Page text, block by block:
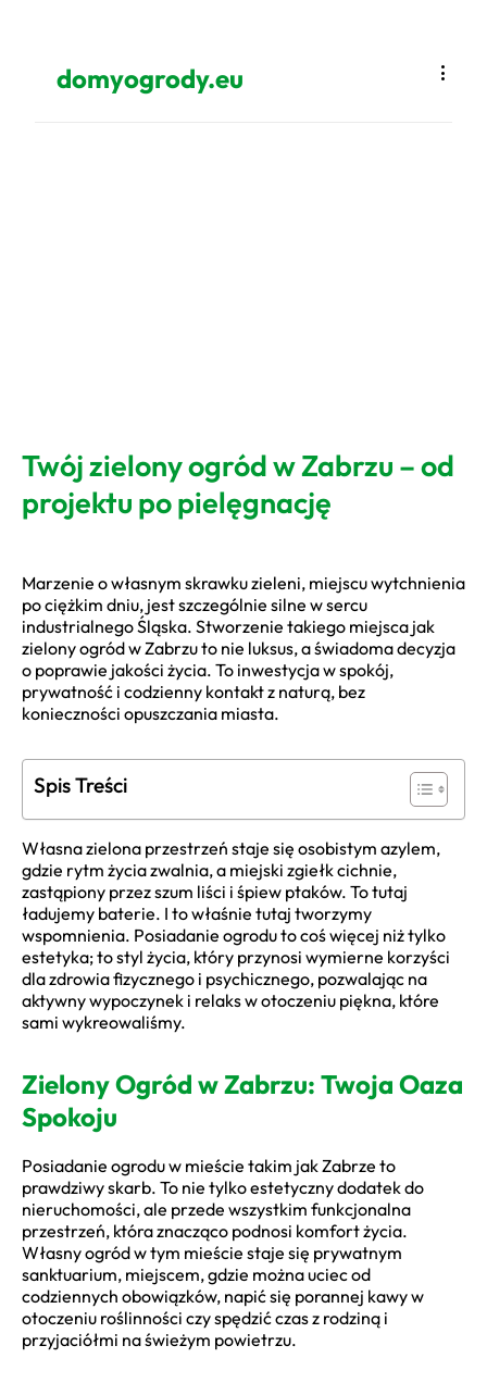
domyogrody.eu
Twój zielony ogród w Zabrzu – od
projektu po pielęgnację
Marzenie o własnym skrawku zieleni, miejscu wytchnienia
po ciężkim dniu, jest szczególnie silne w sercu
industrialnego Śląska. Stworzenie takiego miejsca jak
zielony ogród w Zabrzu to nie luksus, a świadoma decyzja
o poprawie jakości życia. To inwestycja w spokój,
prywatność i codzienny kontakt z naturą, bez
konieczności opuszczania miasta.
Spis Treści
Własna zielona przestrzeń staje się osobistym azylem,
gdzie rytm życia zwalnia, a miejski zgiełk cichnie,
zastąpiony przez szum liści i śpiew ptaków. To tutaj
ładujemy baterie. I to właśnie tutaj tworzymy
wspomnienia. Posiadanie ogrodu to coś więcej niż tylko
estetyka; to styl życia, który przynosi wymierne korzyści
dla zdrowia fizycznego i psychicznego, pozwalając na
aktywny wypoczynek i relaks w otoczeniu piękna, które
sami wykreowaliśmy.
Zielony Ogród w Zabrzu: Twoja Oaza
Spokoju
Posiadanie ogrodu w mieście takim jak Zabrze to
prawdziwy skarb. To nie tylko estetyczny dodatek do
nieruchomości, ale przede wszystkim funkcjonalna
przestrzeń, która znacząco podnosi komfort życia.
Własny ogród w tym mieście staje się prywatnym
sanktuarium, miejscem, gdzie można uciec od
codziennych obowiązków, napić się porannej kawy w
otoczeniu roślinności czy spędzić czas z rodziną i
przyjaciółmi na świeżym powietrzu.